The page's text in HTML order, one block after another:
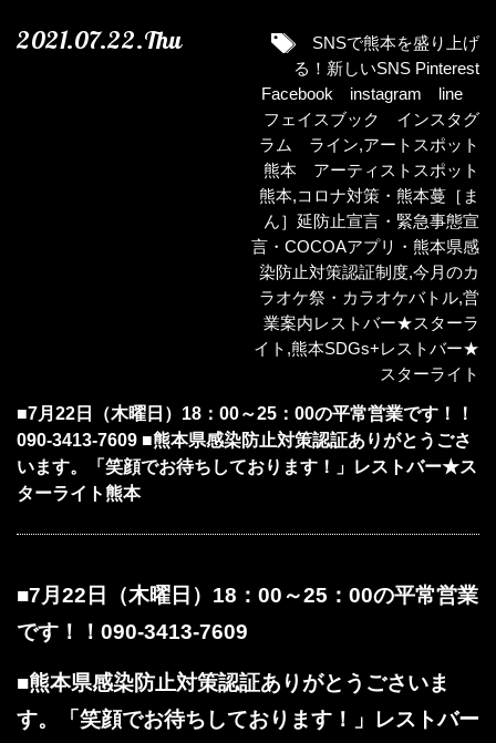
2021.07.22.Thu
SNSで熊本を盛り上げ
る！新しいSNS Pinterest
Facebook instagram line
フェイスブック インスタグ
ラム ライン,アートスポット
熊本 アーティストスポット
熊本,コロナ対策・熊本蔓［ま
ん］延防止宣言・緊急事態宣
言・COCOAアプリ・熊本県感
染防止対策認証制度,今月のカ
ラオケ祭・カラオケバトル,営
業案内レストバー★スターラ
イト ,熊本SDGs+レストバー★
スターライト
■7月22日（木曜日）18：00～25：00の平常営業です！！
090-3413-7609 ■熊本県感染防止対策認証ありがとうごさ
います。「笑顔でお待ちしております！」レストバー★ス
ターライト熊本
■7月22日（木曜日）18：00～25：00の平常営業
です！！ 090-3413-7609
■熊本県感染防止対策認証ありがとうごさいま
す。「笑顔でお待ちしております！」レストバー